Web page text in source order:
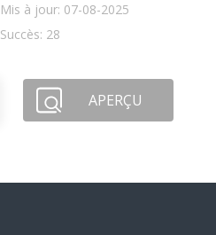
Mis à jour: 07-08-2025
Succès: 28
APERÇU